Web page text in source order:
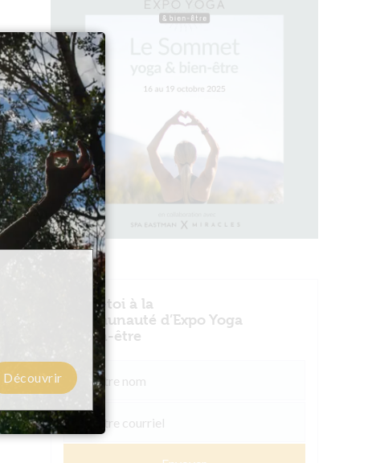
Joins-toi à la
communauté d’Expo Yoga
& bien-être
Découvrir